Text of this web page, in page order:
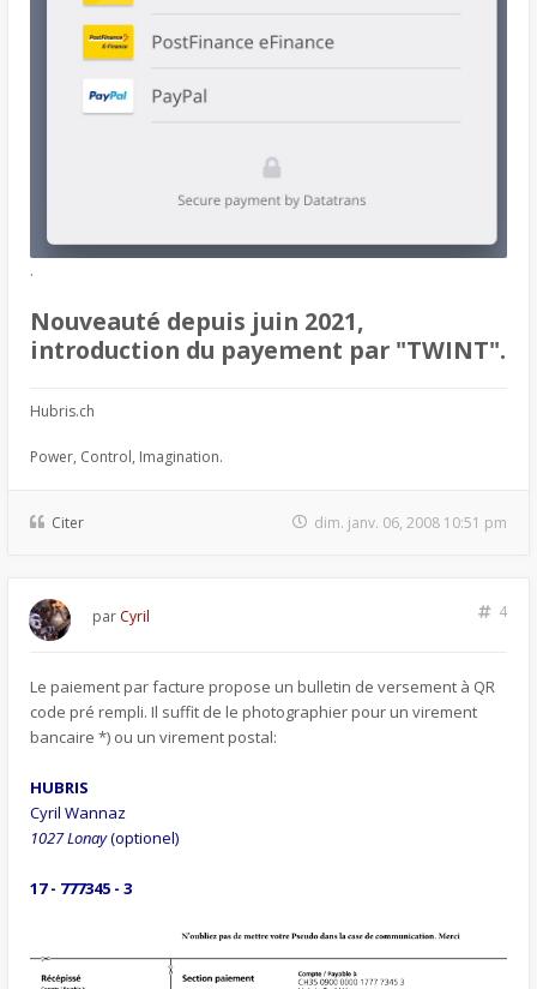
.
Nouveauté depuis juin 2021,
introduction du payement par "TWINT".
Hubris.ch
Power, Control, Imagination.
Citer dim. janv. 06, 2008 10:51 pm
4
par Cyril
Le paiement par facture propose un bulletin de versement à QR
code pré rempli. Il suffit de le photographier pour un virement
bancaire *) ou un virement postal:
HUBRIS
Cyril Wannaz
1027 Lonay(optionel)
17 - 777345 - 3